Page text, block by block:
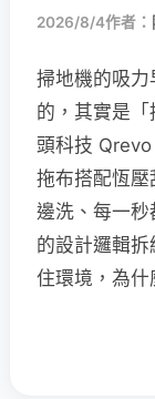
2026/8/4作者：
掃地機的吸
的，其實是
頭科技
拖布搭配恆
邊洗、每一
的設計邏輯
住環境，為什